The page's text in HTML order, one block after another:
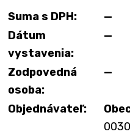
Suma s DPH:
—
Dátum
vystavenia:
—
Zodpovedná
osoba:
—
Objednávateľ: